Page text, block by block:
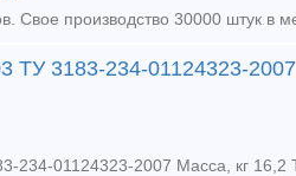
ТУ 3183-234-01124323-2007